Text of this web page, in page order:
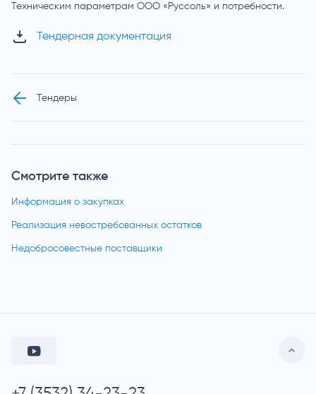
Смотрите также
Информация о закупках
Реализация невостребованных остатков
Недобросовестные поставщики
Техническим параметрам ООО «Руссоль» и потребности.
Тендерная документация
Тендеры